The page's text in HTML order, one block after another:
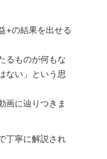
+の結果を出せる
るものが何もな
ない」という思
画に辿りつきま
丁寧に解説され